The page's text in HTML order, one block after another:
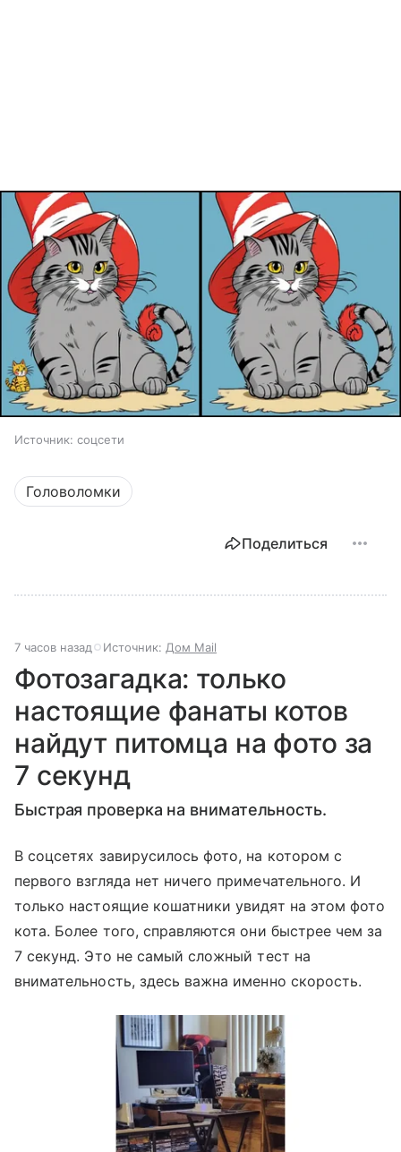
Источник: соцсети
Головоломки
Поделиться
7 часов назад Источник: Дом Mail
Фотозагадка: только
настоящие фанаты котов
найдут питомца на фото за
7 секунд
Быстрая проверка на внимательность.
В соцсетях завирусилось фото, на котором с
первого взгляда нет ничего примечательного. И
только настоящие кошатники увидят на этом фото
кота. Более того, справляются они быстрее чем за
7 секунд. Это не самый сложный тест на
внимательность, здесь важна именно скорость.